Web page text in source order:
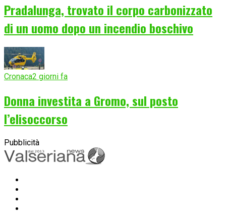
Pradalunga, trovato il corpo carbonizzato
di un uomo dopo un incendio boschivo
Cronaca2 giorni fa
Donna investita a Gromo, sul posto
l’elisoccorso
Pubblicità